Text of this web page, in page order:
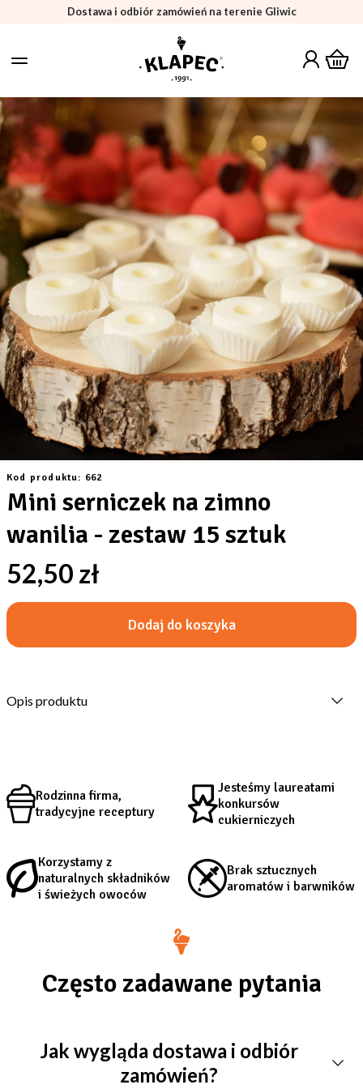
Dostawa i odbiór zamówień na terenie Gliwic
Kod produktu: 662
Mini serniczek na zimno
wanilia - zestaw 15 sztuk
52,50 zł
Dodaj do koszyka
Opis produktu
porcji.Aksamitna konsystencja i subtelny aromat wanilii
sprawiają, że jest to idealna propozycja dla miłośników
słodkich stołach, bankietach lub jako lekka słodka przekąska
do kawy. Zamów mini serniczek waniliowy i ciesz się
Rodzinna firma,
tradycyjne receptury
Jesteśmy laureatami
konkursów
cukierniczych
Korzystamy z
naturalnych składników
i świeżych owoców
Brak sztucznych
aromatów i barwników
Często zadawane pytania
Jak wygląda dostawa i odbiór
zamówień?